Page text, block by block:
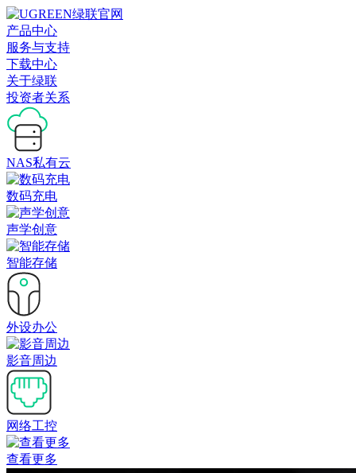
产品中心
服务与支持
下载中心
关于绿联
投资者关系
NAS私有云
数码充电
声学创意
智能存储
外设办公
影音周边
网络工控
查看更多